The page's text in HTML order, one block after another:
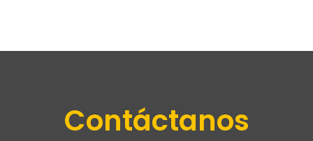
Contáctanos